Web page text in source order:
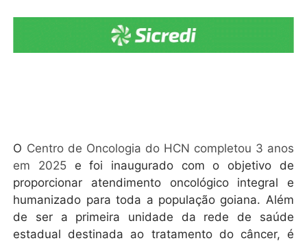
O Centro de Oncologia do HCN completou 3 anos
em 2025 e foi inaugurado com o objetivo de
proporcionar atendimento oncológico integral e
humanizado para toda a população goiana. Além
de ser a primeira unidade da rede de saúde
estadual destinada ao tratamento do câncer, é